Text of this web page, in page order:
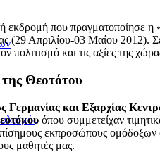
εκδρομή που πραγματοποίησε η
(29 Απριλίου-03 Μαΐου 2012).
και τις αξίες της
Θεοτότου
Γερμανίας και Εξαρχίας
όπου συμμετείχαν
εκπροσώπους ομόδοξων
μαθητές μας.